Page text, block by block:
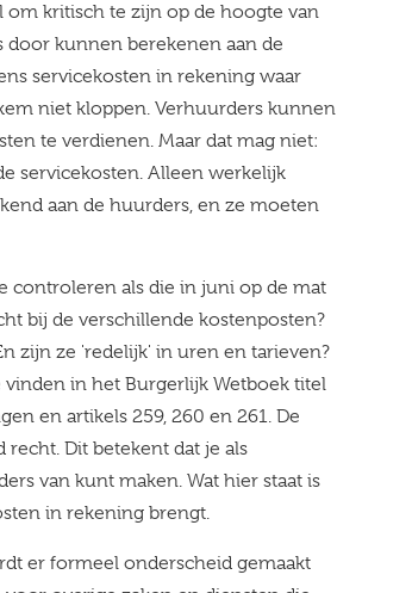
om kritisch te zijn op de hoogte van
door kunnen berekenen aan de
servicekosten in rekening waar
niet kloppen. Verhuurders kunnen
te verdienen. Maar dat mag niet:
servicekosten. Alleen werkelijk
aan de huurders, en ze moeten
controleren als die in juni op de mat
bij de verschillende kostenposten?
zijn ze 'redelijk' in uren en tarieven?
in het Burgerlijk Wetboek titel
en artikels 259, 260 en 261. De
Dit betekent dat je als
van kunt maken. Wat hier staat is
in rekening brengt.
er formeel onderscheid gemaakt